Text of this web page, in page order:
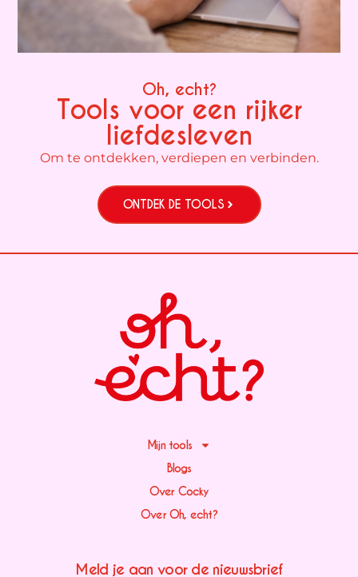
Oh, echt?
Tools voor een rijker
liefdesleven
Om te ontdekken, verdiepen en verbinden.
ONTDEK DE TOOLS
Mijn tools
Blogs
Over Cocky
Over Oh, echt?
Meld je aan voor de nieuwsbrief